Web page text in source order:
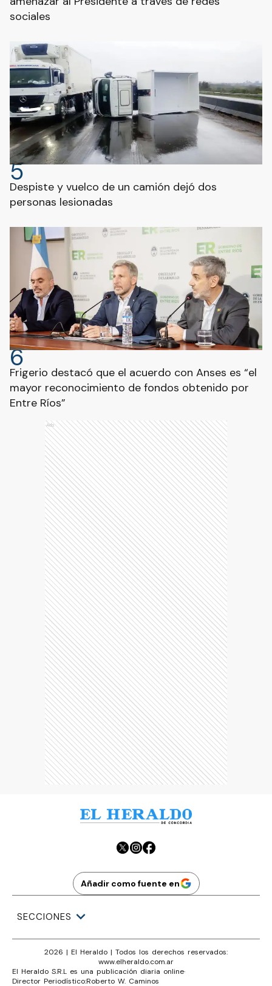
sociales
5
Despiste y vuelco de un camión dejó dos
personas lesionadas
6
Frigerio destacó que el acuerdo con Anses es “el
mayor reconocimiento de fondos obtenido por
Entre Ríos”
Ads
Añadir como fuente en
SECCIONES
2026 | El Heraldo | Todos los derechos reservados:
www.elheraldo.com.ar
El Heraldo S.R.L es una publicación diaria online·
Director Periodístico:Roberto W. Caminos